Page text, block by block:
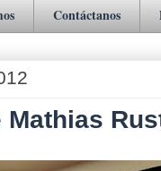
Contáctanos
Mathias